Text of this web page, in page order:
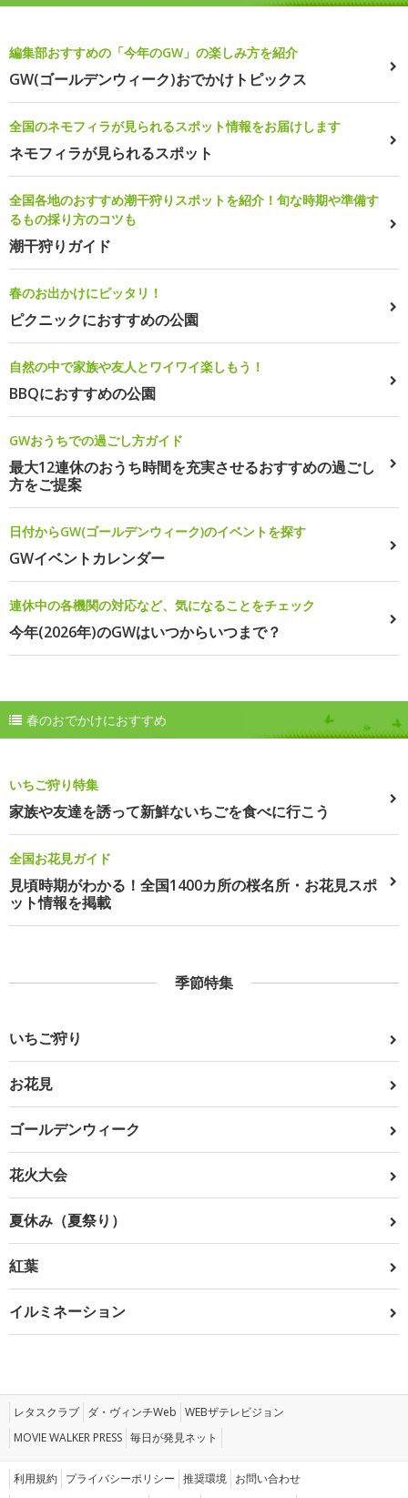
編集部おすすめの「今年のGW」の楽しみ方を紹介
GW(ゴールデンウィーク)おでかけトピックス
全国のネモフィラが見られるスポット情報をお届けします
ネモフィラが見られるスポット
全国各地のおすすめ潮干狩りスポットを紹介！旬な時期や準備す
るもの採り方のコツも
潮干狩りガイド
春のお出かけにピッタリ！
ピクニックにおすすめの公園
自然の中で家族や友人とワイワイ楽しもう！
BBQにおすすめの公園
GWおうちでの過ごし方ガイド
最大12連休のおうち時間を充実させるおすすめの過ごし
方をご提案
日付からGW(ゴールデンウィーク)のイベントを探す
GWイベントカレンダー
連休中の各機関の対応など、気になることをチェック
今年(2026年)のGWはいつからいつまで？
春のおでかけにおすすめ
いちご狩り特集
家族や友達を誘って新鮮ないちごを食べに行こう
全国お花見ガイド
見頃時期がわかる！全国1400カ所の桜名所・お花見スポ
ット情報を掲載
季節特集
いちご狩り
お花見
ゴールデンウィーク
花火大会
夏休み（夏祭り）
紅葉
イルミネーション
レタスクラブ ダ・ヴィンチWeb WEBザテレビジョン
MOVIE WALKER PRESS 毎日が発見ネット
利用規約 プライバシーポリシー 推奨環境 お問い合わせ